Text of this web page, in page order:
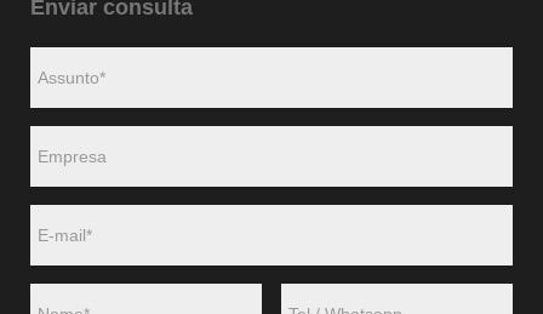
Enviar consulta